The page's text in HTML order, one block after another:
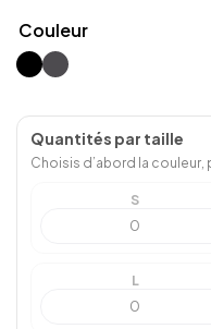
Couleur
Quantités par taille
Choisis d’abord la
S
L